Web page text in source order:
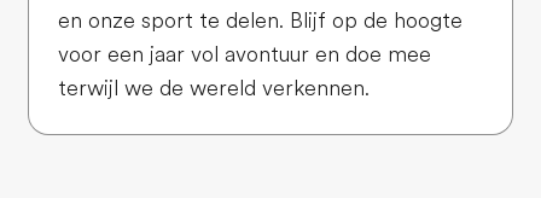
en onze sport te delen. Blijf op de hoogte
voor een jaar vol avontuur en doe mee
terwijl we de wereld verkennen.